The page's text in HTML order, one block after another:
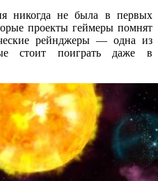
никогда не была в первых
проекты геймеры помнят
рейнджеры — одна из
стоит поиграть даже в